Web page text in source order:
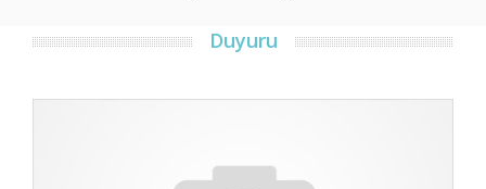
Duyuru